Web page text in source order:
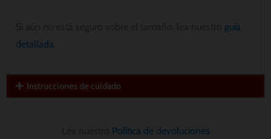
guía
detallada
Instrucciones de cuidado
Política de devoluciones